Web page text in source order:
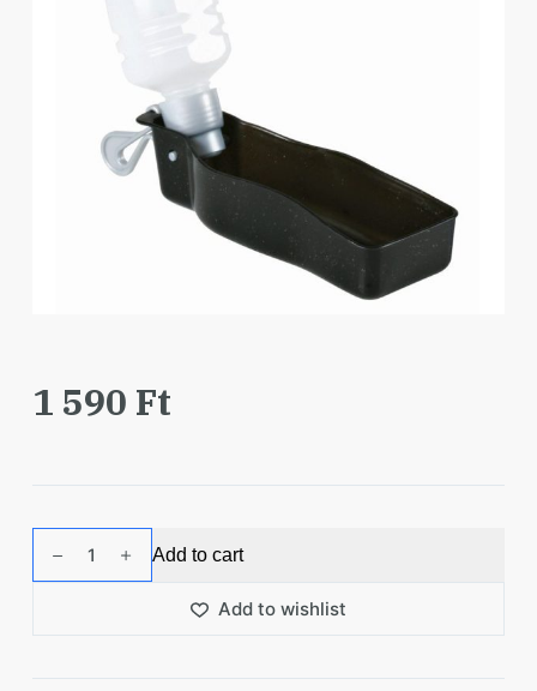
1 590 Ft
Add to cart
Add to wishlist